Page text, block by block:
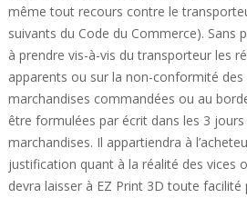
même tout recours contre le
suivants du Code du Commerce). Sans
à prendre vis-à-vis du transporteur les
apparents ou sur la non-conformité
marchandises commandées ou au
être formulées par écrit dans les 3 jours
marchandises. Il appartiendra à
justification quant à la réalité des vices
devra laisser à EZ Print 3D toute facilité